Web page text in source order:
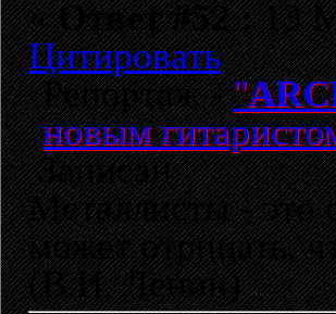
«Ответ #52 :13
Цитировать
Репортаж -"
новым
Записан
Металлисты - это
может отрицать,
(В.И. Ленин)